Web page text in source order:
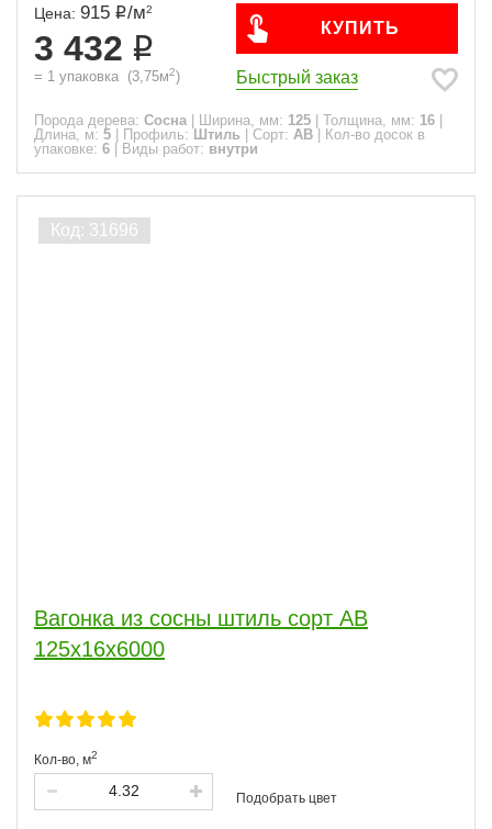
Цена: 915 /м2
3 432
= 1 упаковка (3,75м2)
КУПИТЬ
Быстрый заказ
Порода дерева: Сосна Ширина, мм: 125 Толщина, мм: 16
Длина, м: 5 Профиль: Штиль Сорт: АВ
Кол-во досок в
упаковке: 6 Виды работ: внутри
Вагонка из сосны штиль сорт АВ
125x16x6000
Кол-во, м2